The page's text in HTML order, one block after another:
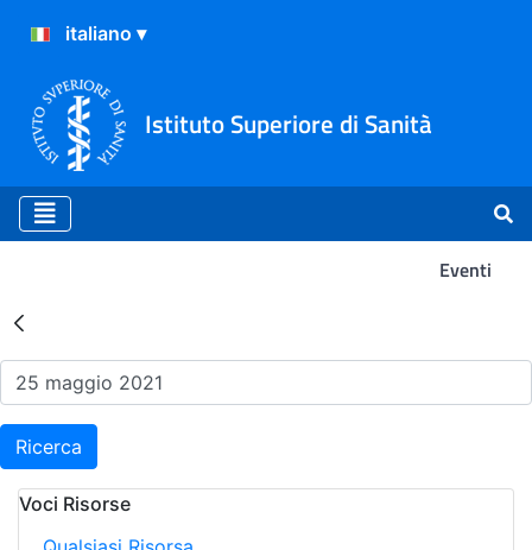
Istituto Superiore di Sanità
Eventi
Risultati della Ricerca -
Ricerca
Voci Risorse